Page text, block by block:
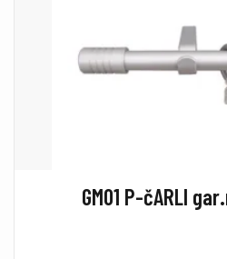
GM01 P-čARLI